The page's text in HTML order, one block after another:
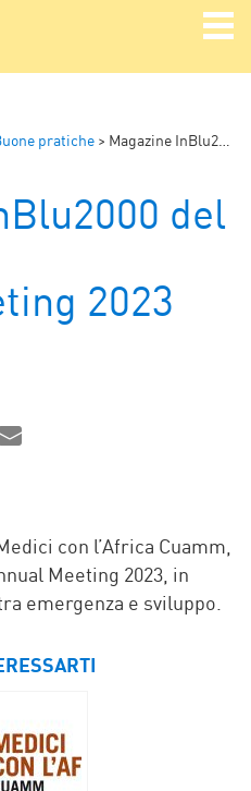
pratiche > Magazine InBlu2000 del weekend
del
2023
con l’Africa Cuamm,
Meeting 2023, in
emergenza e sviluppo.